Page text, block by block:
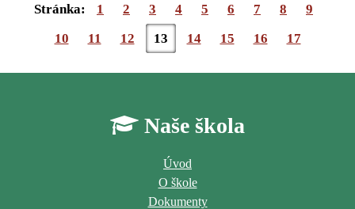
Stránka: 1 2 3 4 5 6 7 8
9
10
11 12 13 14 15 16 17
Naše škola
Úvod
O škole
Dokumenty